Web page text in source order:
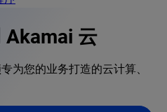
Akamai 云
为您的业务打造的云计算、